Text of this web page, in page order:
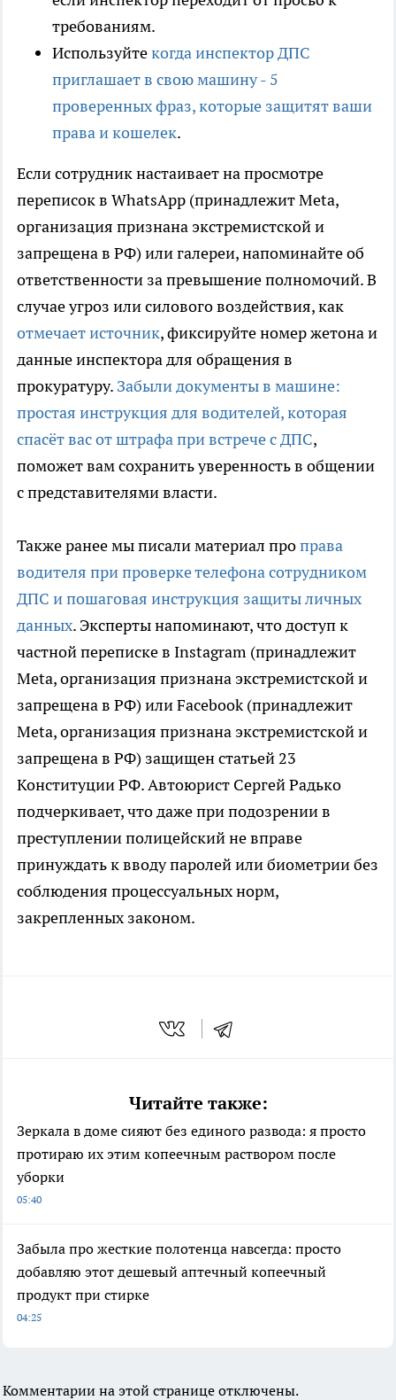
требованиям.
Используйтекогда инспектор ДПС
приглашает в свою машину - 5
проверенных фраз, которые защитят ваши
права и кошелек.
Если сотрудник настаивает на просмотре
переписок в WhatsApp (принадлежит Meta,
организация признана экстремистской и
запрещена в РФ) или галереи, напоминайте об
ответственности за превышение полномочий. В
случае угроз или силового воздействия, как
отмечает источник, фиксируйте номер жетона и
данные инспектора для обращения в
прокуратуру. Забыли документы в машине:
простая инструкция для водителей, которая
спасёт вас от штрафа при встрече с ДПС,
поможет вам сохранить уверенность в общении
с представителями власти.
Также ранее мы писали материал проправа
водителя при проверке телефона сотрудником
ДПС и пошаговая инструкция защиты личных
данных. Эксперты напоминают, что доступ к
частной переписке в Instagram (принадлежит
Meta, организация признана экстремистской и
запрещена в РФ) или Facebook (принадлежит
Meta, организация признана экстремистской и
запрещена в РФ) защищен статьей 23
Конституции РФ. Автоюрист Сергей Радько
подчеркивает, что даже при подозрении в
преступлении полицейский не вправе
принуждать к вводу паролей или биометрии без
соблюдения процессуальных норм,
закрепленных законом.
Читайте также:
Зеркала в доме сияют без единого развода: я просто
протираю их этим копеечным раствором после
уборки
05:40
Забыла про жесткие полотенца навсегда: просто
добавляю этот дешевый аптечный копеечный
продукт при стирке
04:25
Комментарии на этой странице отключены.